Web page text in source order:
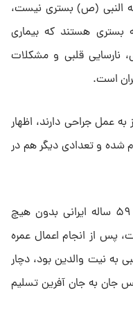
النبی (ص) بستری نیست،
مکه بستری هستند که بیماری
نارسایی قلبی و مشکلات
است.
برخی از این ۱۰ زائر نیاز به عمل جراحی دارند، اظهار
شده و تعدادی دیگر هم در
مرعشی گفت: متأسفانه یکی از زائران ۵۹ ساله ایرانی بدون هیچ
پس از انجام اعمال عمره
به نیت والدین بود، دچار
جان به جان آفرین تسلیم